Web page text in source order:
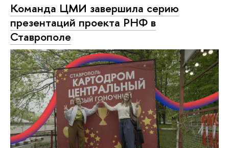
Команда ЦМИ завершила серию
презентаций проекта РНФ в
Ставрополе